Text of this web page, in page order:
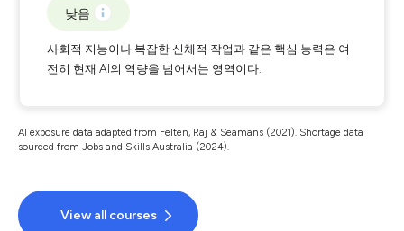
낮음
사회적 지능이나 복잡한 신체적 작업과 같은 핵심 능력은 여
전히 현재 AI의 역량을 넘어서는 영역이다.
AI exposure data adapted from Felten, Raj & Seamans (2021). Shortage data
sourced from Jobs and Skills Australia (2024).
View all courses